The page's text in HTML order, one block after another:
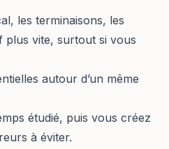
les terminaisons, les
plus vite, surtout si vous
autour d’un même
étudié, puis vous créez
à éviter.